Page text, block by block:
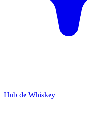
Hub de Whiskey